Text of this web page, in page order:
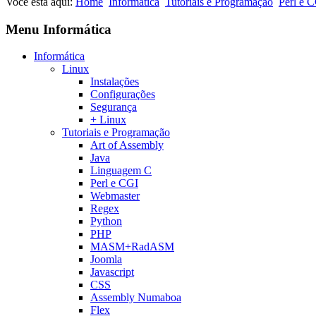
Menu Informática
Informática
Linux
Instalações
Configurações
Segurança
+ Linux
Tutoriais e Programação
Art of Assembly
Java
Linguagem C
Perl e CGI
Webmaster
Regex
Python
PHP
MASM+RadASM
Joomla
Javascript
CSS
Assembly Numaboa
Flex